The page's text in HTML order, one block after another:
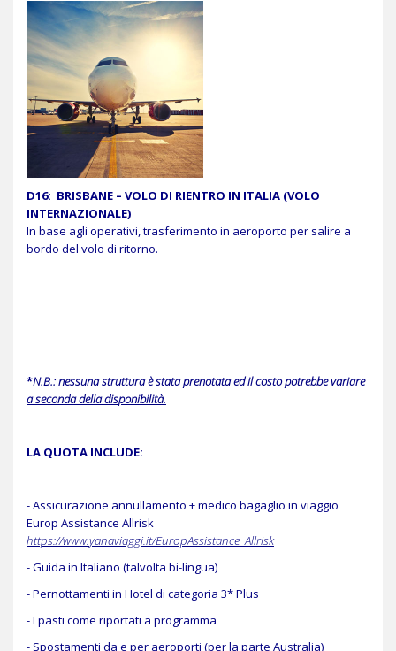
D16: BRISBANE – VOLO DI RIENTRO IN ITALIA (VOLO
INTERNAZIONALE)
In base agli operativi, trasferimento in aeroporto per salire a
bordo del volo di ritorno.
*N.B.: nessuna struttura è stata prenotata ed il costo potrebbe variare
a seconda della disponibilità.
LA QUOTA INCLUDE:
- Assicurazione annullamento + medico bagaglio in viaggio
Europ Assistance Allrisk
https://www.yanaviaggi.it/EuropAssistance_Allrisk
- Guida in Italiano (talvolta bi-lingua)
- Pernottamenti in Hotel di categoria 3* Plus
- I pasti come riportati a programma
- Spostamenti da e per aeroporti (per la parte Australia)